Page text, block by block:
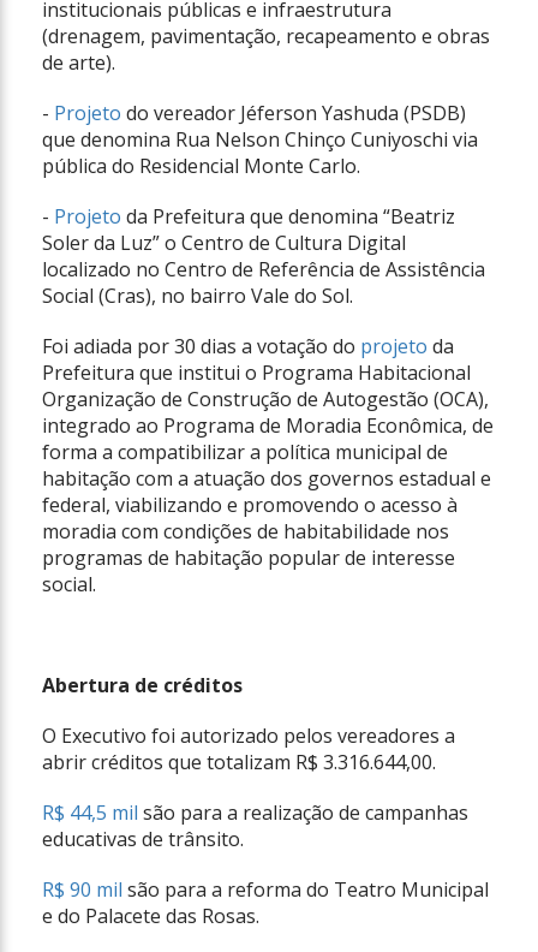
institucionais públicas e infraestrutura
(drenagem, pavimentação, recapeamento e obras
de arte).
- Projeto do vereador Jéferson Yashuda (PSDB)
que denomina Rua Nelson Chinço Cuniyoschi via
pública do Residencial Monte Carlo.
- Projeto da Prefeitura que denomina “Beatriz
Soler da Luz” o Centro de Cultura Digital
localizado no Centro de Referência de Assistência
Social (Cras), no bairro Vale do Sol.
Foi adiada por 30 dias a votação do projeto da
Prefeitura que institui o Programa Habitacional
Organização de Construção de Autogestão (OCA),
integrado ao Programa de Moradia Econômica, de
forma a compatibilizar a política municipal de
habitação com a atuação dos governos estadual e
federal, viabilizando e promovendo o acesso à
moradia com condições de habitabilidade nos
programas de habitação popular de interesse
social.
Abertura de créditos
O Executivo foi autorizado pelos vereadores a
abrir créditos que totalizam R$ 3.316.644,00.
R$ 44,5 mil são para a realização de campanhas
educativas de trânsito.
R$ 90 mil são para a reforma do Teatro Municipal
e do Palacete das Rosas.